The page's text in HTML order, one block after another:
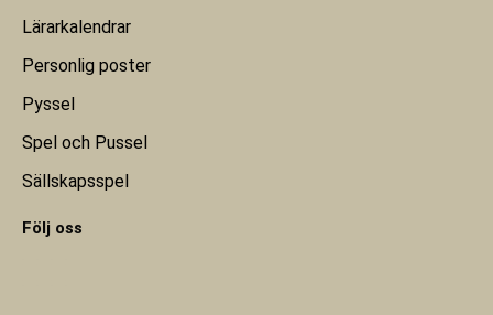
Lärarkalendrar
Personlig poster
Pyssel
Spel och Pussel
Sällskapsspel
Följ oss